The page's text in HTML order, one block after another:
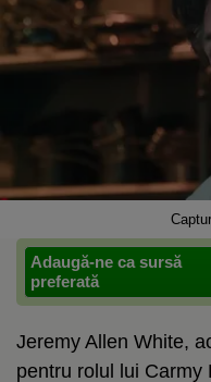
Adaugă-ne ca sursă
preferată
Jeremy Allen White,
pentru rolul lui Carmy